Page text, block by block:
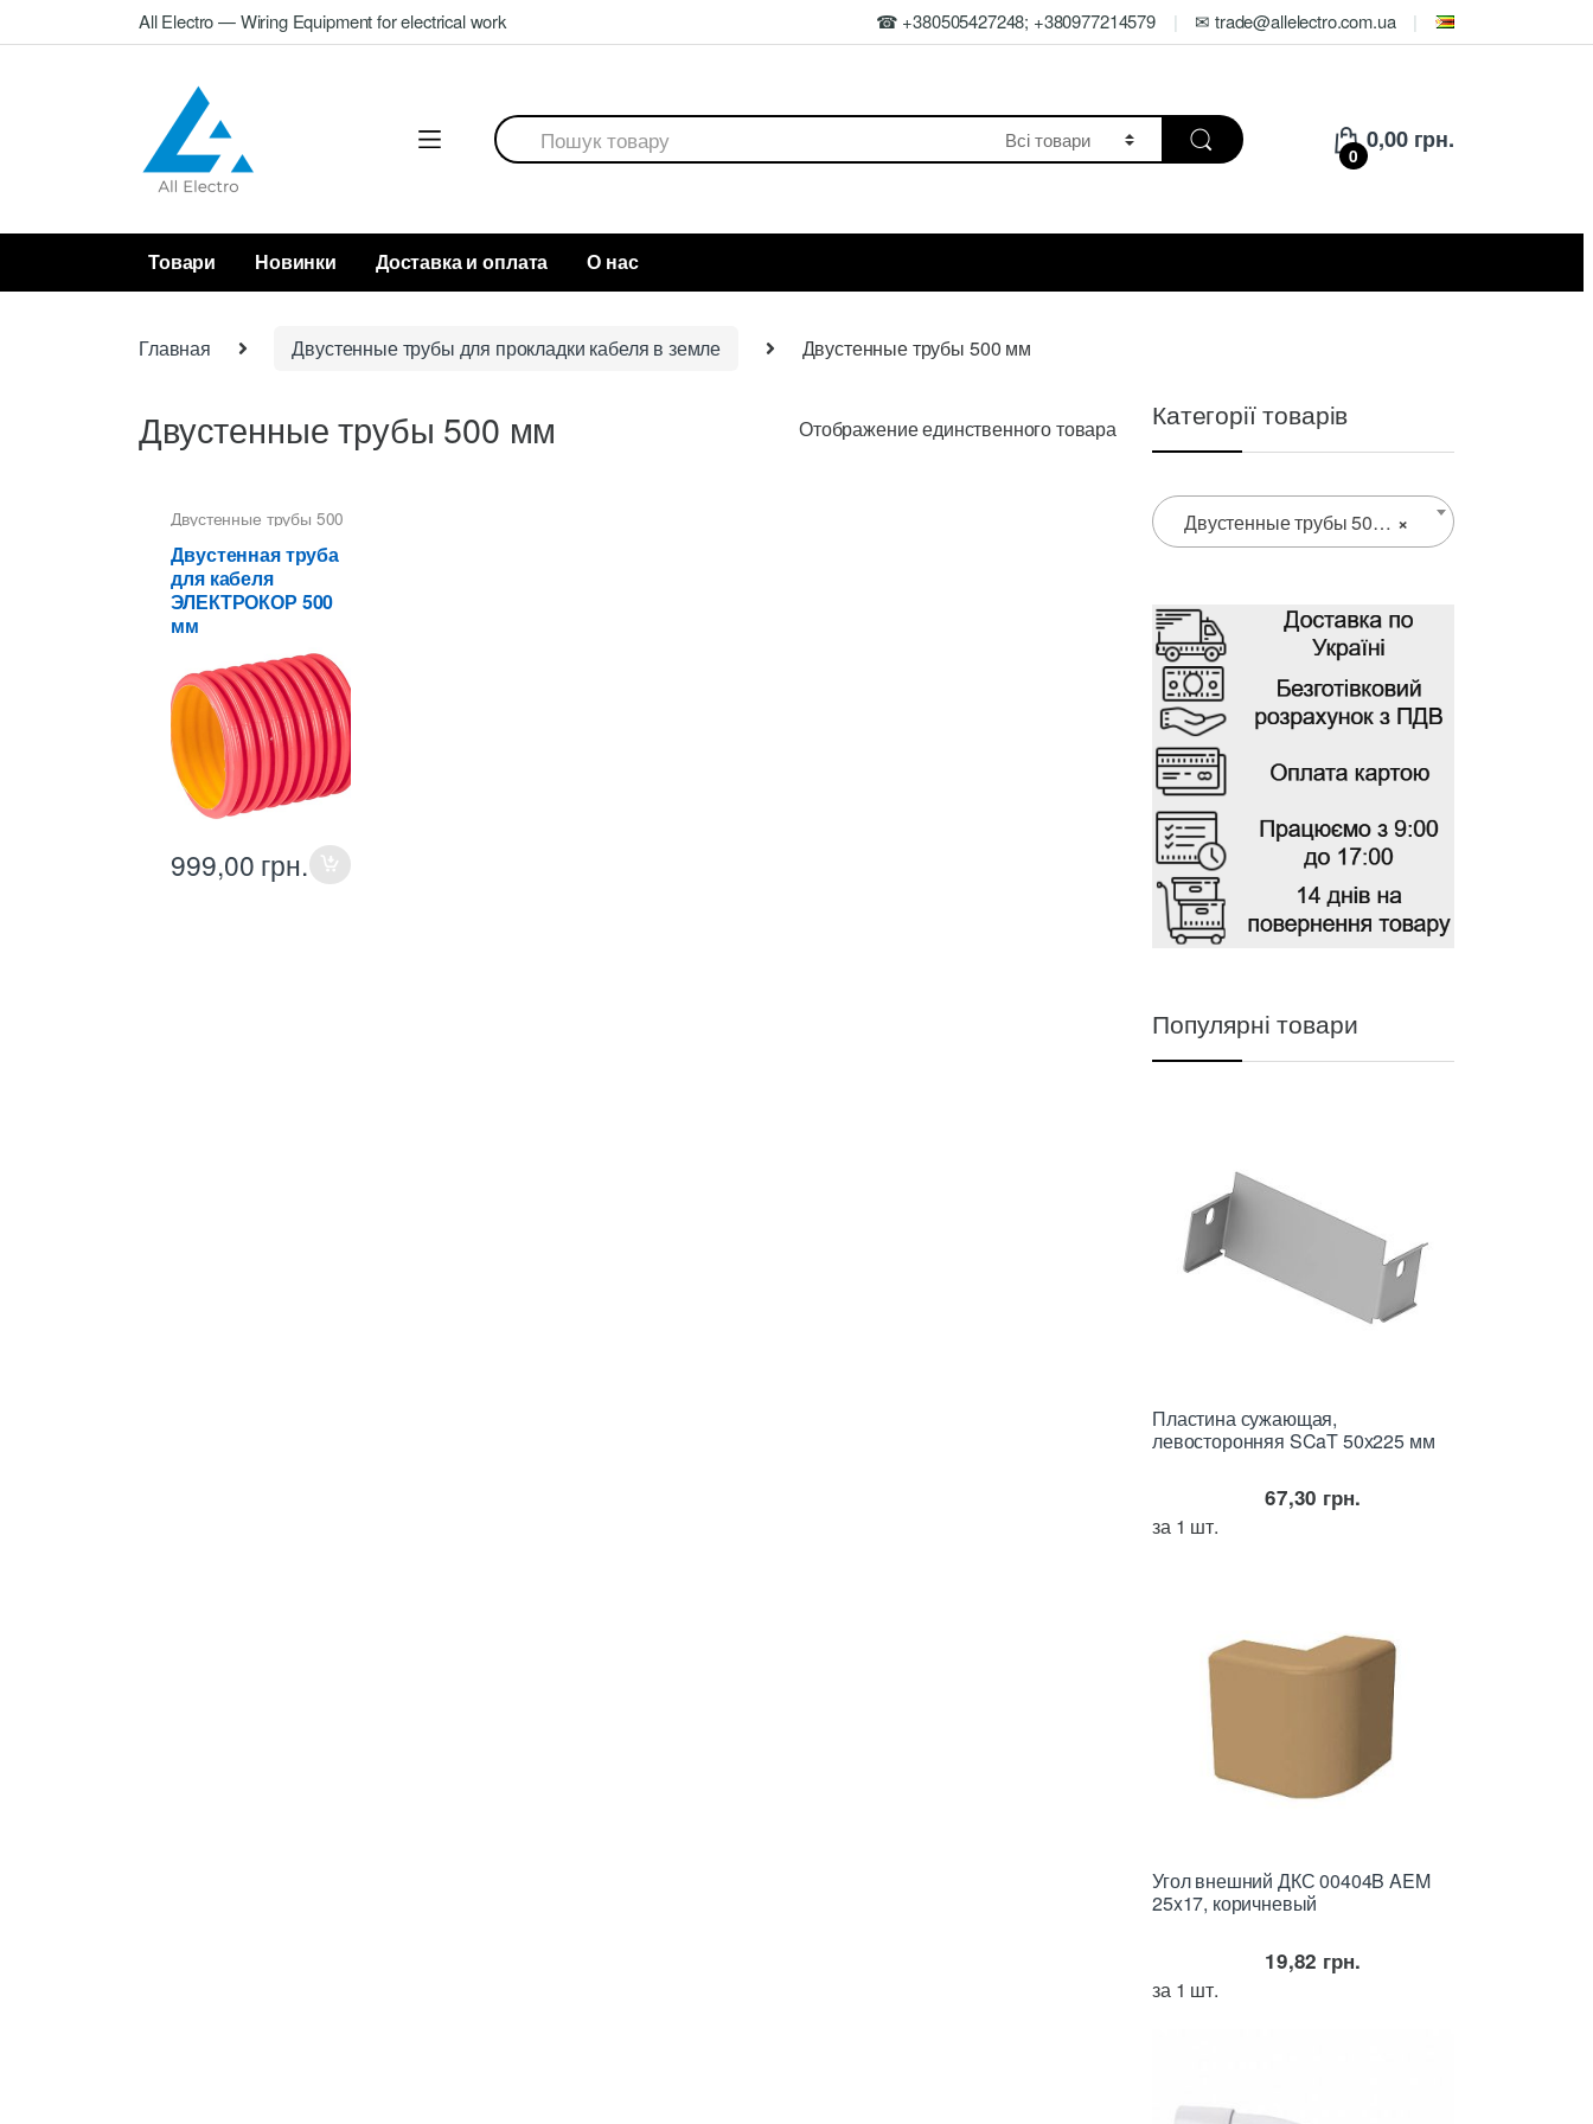
to
to
All Electro — Wiring Equipment for electrical work ☎ +380505427248; +380977214579 ✉ trade@allelectro.com.ua
Search
for:
0
0,00 грн.
Товари Новинки Доставка и оплата О нас
Главная Двустенные трубы для прокладки кабеля в земле Двустенные трубы 500 мм
Двустенные трубы 500 мм Отображение единственного товара
Двустенные трубы 500
мм Двустенные трубы
для прокладки кабеля
в земле
Двустенная труба
для кабеля
ЭЛЕКТРОКОР 500
мм
999,00 грн.
Категорії товарів
×
Двустенные трубы 500 мм
Популярні товари
Пластина сужающая,
левосторонняя SCaT 50х225 мм
67,30 грн.
за 1 шт.
Угол внешний ДКС 00404B AEM
25x17, коричневый
19,82 грн.
за 1 шт.